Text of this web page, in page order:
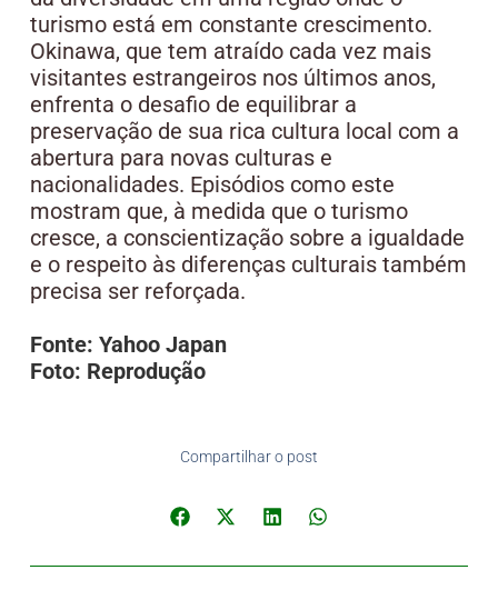
turismo está em constante crescimento.
Okinawa, que tem atraído cada vez mais
visitantes estrangeiros nos últimos anos,
enfrenta o desafio de equilibrar a
preservação de sua rica cultura local com a
abertura para novas culturas e
nacionalidades. Episódios como este
mostram que, à medida que o turismo
cresce, a conscientização sobre a igualdade
e o respeito às diferenças culturais também
precisa ser reforçada.
Fonte: Yahoo Japan
Foto: Reprodução
Compartilhar o post